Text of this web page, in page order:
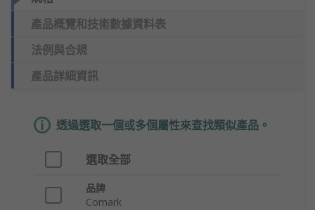
產品概覽和技術數據資料表
法例與合規
產品詳細資訊
透過選取一個或多個屬性來查找類似產品。
選取全部
品牌
Comark